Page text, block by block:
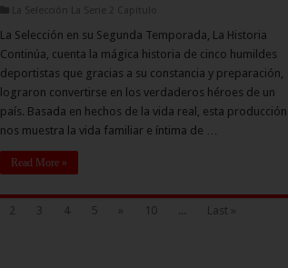
La Selección La Serie 2 Capitulo
La Selección en su Segunda Temporada, La Historia
Continúa, cuenta la mágica historia de cinco humildes
deportistas que gracias a su constancia y preparación,
lograron convertirse en los verdaderos héroes de un
país. Basada en hechos de la vida real, esta producción
nos muestra la vida familiar e íntima de …
Read More »
2 3 4 5 » 10 ... Last »